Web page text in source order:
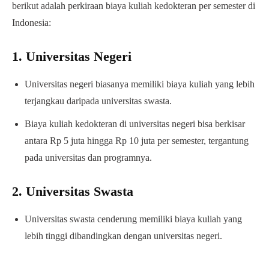
berikut adalah perkiraan biaya kuliah kedokteran per semester di
Indonesia:
1. Universitas Negeri
Universitas negeri biasanya memiliki biaya kuliah yang lebih
terjangkau daripada universitas swasta.
Biaya kuliah kedokteran di universitas negeri bisa berkisar
antara Rp 5 juta hingga Rp 10 juta per semester, tergantung
pada universitas dan programnya.
2. Universitas Swasta
Universitas swasta cenderung memiliki biaya kuliah yang
lebih tinggi dibandingkan dengan universitas negeri.